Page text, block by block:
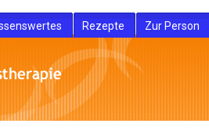
Rezepte Zur Person